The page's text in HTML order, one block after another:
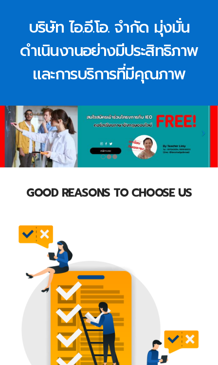
บริษัท ไอ.อี.โอ. จำกัด มุ่งมั่น
ดำเนินงานอย่างมีประสิทธิภาพ
และการบริการที่มีคุณภาพ
GOOD REASONS TO CHOOSE US